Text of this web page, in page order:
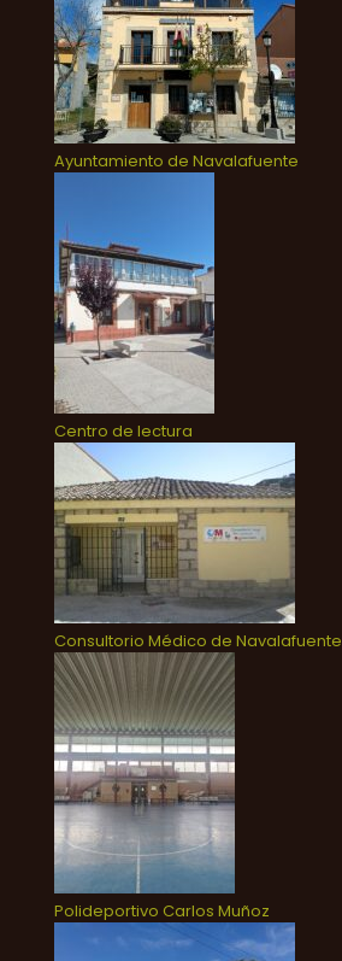
Ayuntamiento de Navalafuente
Centro de lectura
Consultorio Médico de Navalafuente
Polideportivo Carlos Muñoz